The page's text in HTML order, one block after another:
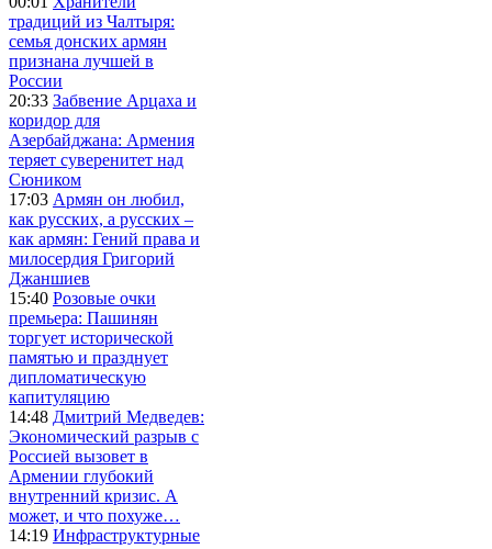
традиций из Чалтыря:
семья донских армян
признана лучшей в
России
20:33 Забвение Арцаха и
коридор для
Азербайджана: Армения
теряет суверенитет над
Сюником
17:03 Армян он любил,
как русских, а русских –
как армян: Гений права и
милосердия Григорий
Джаншиев
15:40 Розовые очки
премьера: Пашинян
торгует исторической
памятью и празднует
дипломатическую
капитуляцию
14:48 Дмитрий Медведев:
Экономический разрыв с
Россией вызовет в
Армении глубокий
внутренний кризис. А
может, и что похуже…
14:19 Инфраструктурные